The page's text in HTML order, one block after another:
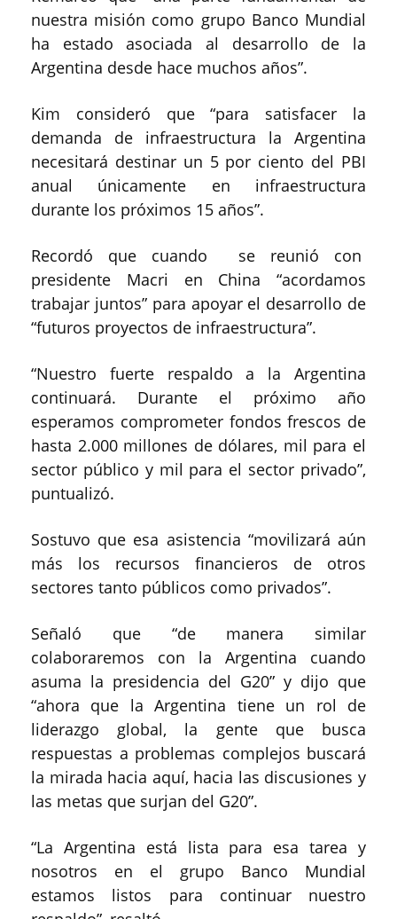
nuestra misión como grupo Banco Mundial
ha estado asociada al desarrollo de la
Argentina desde hace muchos años”.
Kim consideró que “para satisfacer la
demanda de infraestructura la Argentina
necesitará destinar un 5 por ciento del PBI
anual únicamente en infraestructura
durante los próximos 15 años”.
Recordó que cuando se reunió con
presidente Macri en China “acordamos
trabajar juntos” para apoyar el desarrollo de
“futuros proyectos de infraestructura”.
“Nuestro fuerte respaldo a la Argentina
continuará. Durante el próximo año
esperamos comprometer fondos frescos de
hasta 2.000 millones de dólares, mil para el
sector público y mil para el sector privado”,
puntualizó.
Sostuvo que esa asistencia “movilizará aún
más los recursos financieros de otros
sectores tanto públicos como privados”.
Señaló que “de manera similar
colaboraremos con la Argentina cuando
asuma la presidencia del G20” y dijo que
“ahora que la Argentina tiene un rol de
liderazgo global, la gente que busca
respuestas a problemas complejos buscará
la mirada hacia aquí, hacia las discusiones y
las metas que surjan del G20”.
“La Argentina está lista para esa tarea y
nosotros en el grupo Banco Mundial
estamos listos para continuar nuestro